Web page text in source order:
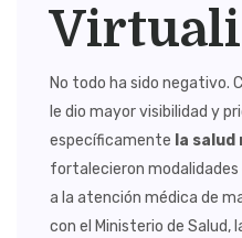
No todo ha sido negativo.
le dio mayor visibilidad y
específicamente la salud
fortalecieron
a la atención médica de
con el Ministerio de